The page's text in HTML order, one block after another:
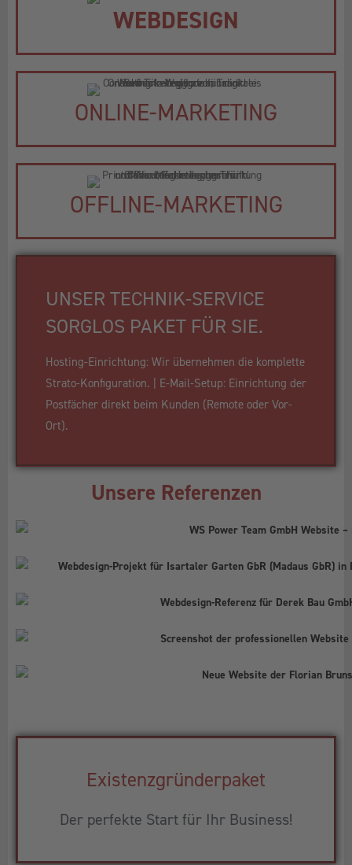
WEBDESIGN
ONLINE-MARKETING
OFFLINE-MARKETING
UNSER TECHNIK-SERVICE
SORGLOS PAKET FÜR SIE.
Hosting-Einrichtung: Wir übernehmen die komplette
Strato-Konfiguration. | E-Mail-Setup: Einrichtung der
Postfächer direkt beim Kunden (Remote oder Vor-
Ort).
Unsere Referenzen
Existenzgründerpaket
Der perfekte Start für Ihr Business!